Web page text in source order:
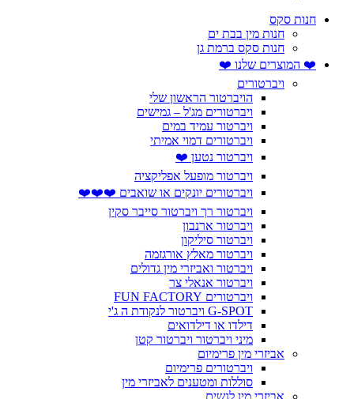
חנות סקס
חנות מין בבת ים
חנות סקס ברמת גן
❤️ המוצרים שלנו ❤️
ויברטורים
הויברטור הראשון שלי
ויברטורים מג'ל – גמישים
ויברטור עמיד במים
ויברטורים דמוי אמיתי
ויברטור נטען ❤️
ויברטור מופעל אפליקציה
ויברטורים יונקים או שואבים ❤️❤️❤️
ויברטור רך ויברטור סייבר סקין
ויברטור ארנבון
ויברטור סיליקון
ויברטור מאלץ אורגזמה
ויברטור ואביזרי מין גדולים
ויברטור אנאלי צר
ויברטורים FUN FACTORY
G-SPOT ויברטור לנקודת ה ג'י
דילדו או דילדואים
מיני ויברטור ויברטור קטן
אביזרי מין פרימיום
ויברטורים פרימיום
סוללות ומטענים לאביזרי מין
אביזרי מין לנשים